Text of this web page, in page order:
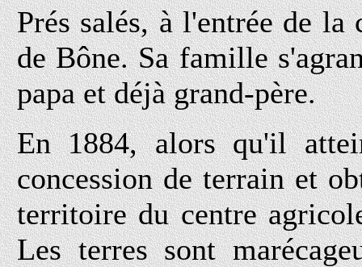
Prés salés, à l'entrée de la
de Bône. Sa famille
papa et déjà grand-père.
En 1884, alors qu'il
concession de terrain et
territoire du centre
Les terres sont